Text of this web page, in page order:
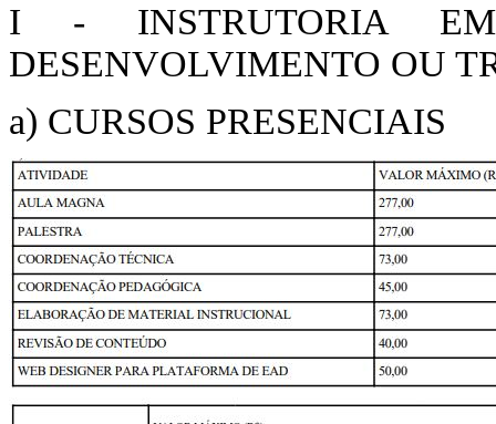
I - INSTRUTORIA EM
DESENVOLVIMENTO OU
a) CURSOS PRESENCIAIS